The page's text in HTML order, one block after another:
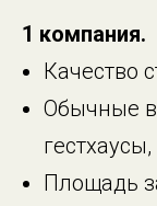
1 компания.
Качество
Обычные
Площадь